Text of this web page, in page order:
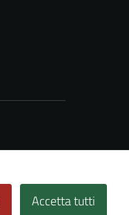
Accetta tutti